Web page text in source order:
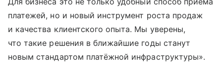
платежей, но и новый инструмент роста продаж
и качества клиентского опыта. Мы уверены,
что такие решения в ближайшие годы станут
новым стандартом платёжной инфраструктуры».